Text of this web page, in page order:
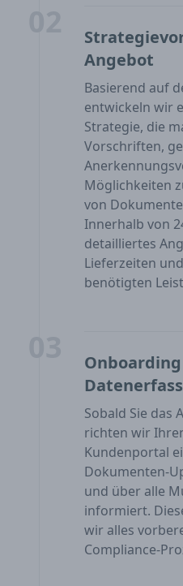
Angebot
Basierend auf
entwickeln wir
Strategie, die
Vorschriften,
Möglichkeiten
von
Innerhalb von
detailliertes
Lieferzeiten
benötigten
Sobald Sie das
richten wir
Kundenportal
Dokumenten-
und über alle
informiert.
wir alles
Compliance-